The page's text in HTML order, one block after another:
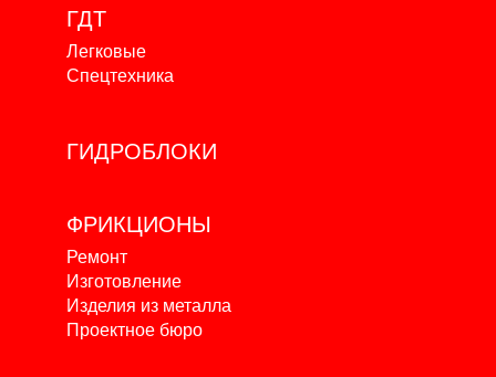
ГДТ
Легковые
Спецтехника
ГИДРОБЛОКИ
ФРИКЦИОНЫ
Ремонт
Изготовление
Изделия из металла
Проектное бюро